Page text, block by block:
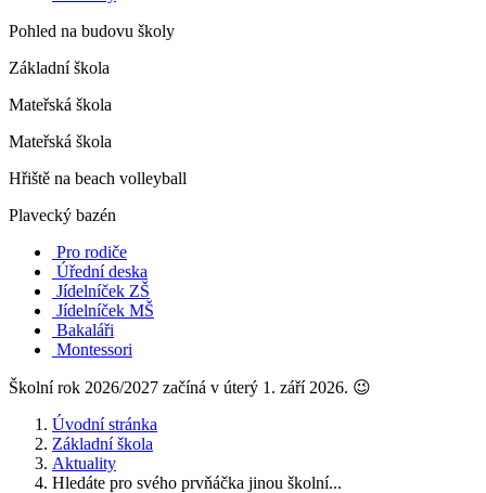
Pohled na budovu školy
Základní škola
Mateřská škola
Mateřská škola
Hřiště na beach volleyball
Plavecký bazén
Pro rodiče
Úřední deska
Jídelníček ZŠ
Jídelníček MŠ
Bakaláři
Montessori
Školní rok 2026/2027 začíná v úterý 1. září 2026. 😉
Úvodní stránka
Základní škola
Aktuality
Hledáte pro svého prvňáčka jinou školní...